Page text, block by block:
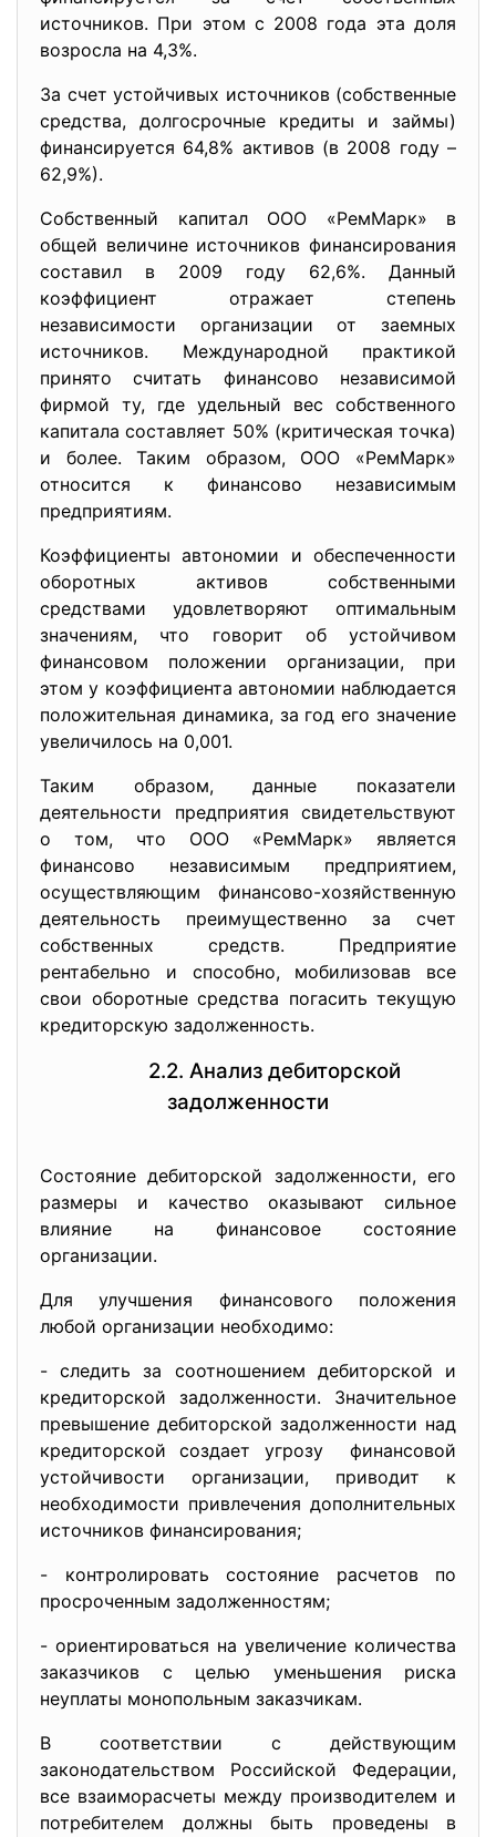
источников. При этом с 2008 года эта доля
возросла на 4,3%.
За счет устойчивых источников (собственные
средства, долгосрочные кредиты и займы)
финансируется 64,8% активов (в 2008 году –
62,9%).
Собственный капитал ООО «РемМарк» в
общей величине источников финансирования
составил в 2009 году 62,6%. Данный
коэффициент отражает степень
независимости организации от заемных
источников. Международной практикой
принято считать финансово независимой
фирмой ту, где удельный вес собственного
капитала составляет 50% (критическая точка)
и более. Таким образом, ООО «РемМарк»
относится к финансово независимым
предприятиям.
Коэффициенты автономии и обеспеченности
оборотных активов собственными
средствами удовлетворяют оптимальным
значениям, что говорит об устойчивом
финансовом положении организации, при
этом у коэффициента автономии наблюдается
положительная динамика, за год его значение
увеличилось на 0,001.
Таким образом, данные показатели
деятельности предприятия свидетельствуют
о том, что ООО «РемМарк» является
финансово независимым предприятием,
осуществляющим финансово-хозяйственную
деятельность преимущественно за счет
собственных средств. Предприятие
рентабельно и способно, мобилизовав все
свои оборотные средства погасить текущую
кредиторскую задолженность.
2.2. Анализ дебиторской
задолженности
Состояние дебиторской задолженности, его
размеры и качество оказывают сильное
влияние на финансовое состояние
организации.
Для улучшения финансового положения
любой организации необходимо:
- следить за соотношением дебиторской и
кредиторской задолженности. Значительное
превышение дебиторской задолженности над
кредиторской создает угрозу финансовой
устойчивости организации, приводит к
необходимости привлечения дополнительных
источников финансирования;
- контролировать состояние расчетов по
просроченным задолженностям;
- ориентироваться на увеличение количества
заказчиков с целью уменьшения риска
неуплаты монопольным заказчикам.
В соответствии с действующим
законодательством Российской Федерации,
все взаиморасчеты между производителем и
потребителем должны быть проведены в